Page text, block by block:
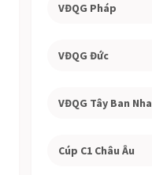
VĐQG Pháp
VĐQG Đức
VĐQG Tây Ban Nha
Cúp C1 Châu Âu